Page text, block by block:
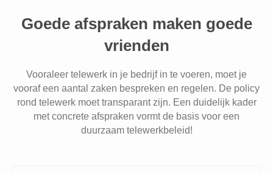
Goede afspraken maken goede
vrienden
Vooraleer telewerk in je bedrijf in te voeren, moet je
vooraf een aantal zaken bespreken en regelen. De policy
rond telewerk moet transparant zijn. Een duidelijk kader
met concrete afspraken vormt de basis voor een
duurzaam telewerkbeleid!